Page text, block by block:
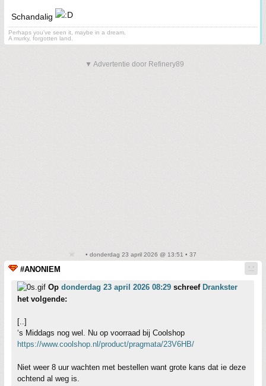
Schandalig
Perhaps you've seen it, maybe in a dream.
A murky, forgotten land.
▼ Advertentie door Refinery89
• donderdag 23 april 2026 @ 13:51 • 37
#ANONIEM
Op donderdag 23 april 2026 08:29 schreef Drankster
het volgende:
[..]
‘s Middags nog wel. Nu op voorraad bij Coolshop
https://www.coolshop.nl/product/pragmata/23V6HB/
Niet weer 8 uur wachten met bestellen want grote kans dat ie deze
ochtend al weg is.